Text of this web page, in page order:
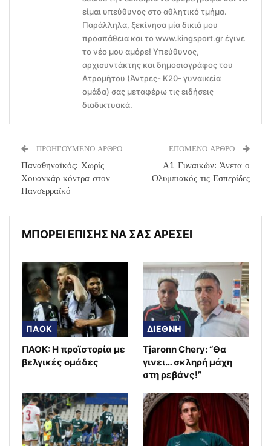
είμαι υπεύθυνος στο αθλητικό τμήμα.
Παράλληλα, ξεκίνησα μία δικιά μου
προσπάθεια και το www.kingsport.gr έγινε
το νέο μου αμόρε! Υπεύθυνος,
αρχισυντάκτης και δημοσιογράφος του
Ατρομήτου (Άντρες- Κ20- γυναικεία
ομάδα) σας μεταφέρω τις ειδήσεις
διαδικτυακά.
ΠΡΟΗΓΟΥΜΕΝΟ ΑΡΘΡΟ
Παναθηναϊκός: Χωρίς
Χουανκάρ κόντρα στον
Πανσερραϊκό
ΕΠΟΜΕΝΟ ΑΡΘΡΟ
Α1 Γυναικών: Άνετα ο
Ολυμπιακός τις Εσπερίδες
ΜΠΟΡΕΙ ΕΠΙΣΗΣ ΝΑ ΣΑΣ ΑΡΕΣΕΙ
ΠΑΟΚ
ΠΑΟΚ: Η προϊστορία με
βελγικές ομάδες
ΔΙΕΘΝΗ
Tjaronn Chery: “Θα
γινει… σκληρή μάχη
στη ρεβάνς!”